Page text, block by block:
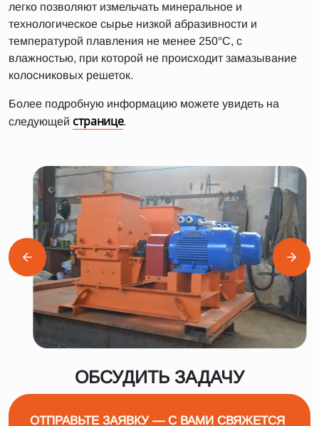
легко позволяют измельчать минеральное и
технологическое сырье низкой абразивности и
температурой плавления не менее 250°С, c
влажностью, при которой не происходит замазывание
колосниковых решеток.
Более подробную информацию можете увидеть на
следующей странице.
ОБСУДИТЬ ЗАДАЧУ
ОТПРАВЬТЕ ЗАЯВКУ — С ВАМИ СВЯЖЕТСЯ